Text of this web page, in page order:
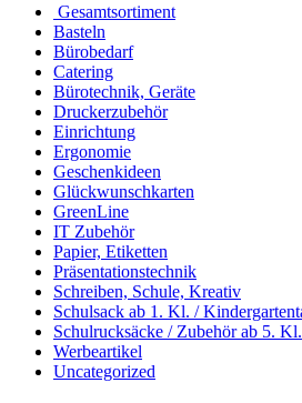
Gesamtsortiment
Basteln
Bürobedarf
Catering
Bürotechnik, Geräte
Druckerzubehör
Einrichtung
Ergonomie
Geschenkideen
Glückwunschkarten
GreenLine
IT Zubehör
Papier, Etiketten
Präsentationstechnik
Schreiben, Schule, Kreativ
Schulsack ab 1. Kl. /
Schulrucksäcke / Zubehör ab 5. Kl.
Werbeartikel
Uncategorized